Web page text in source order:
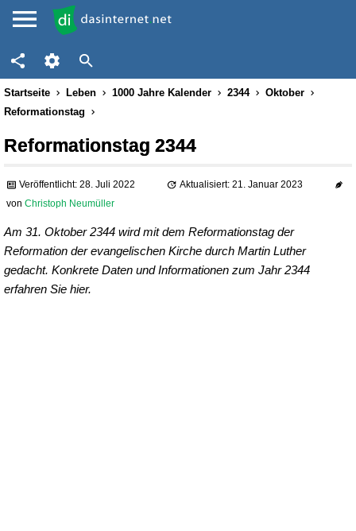
Startseite Leben 1000 Jahre Kalender 2344
Oktober
Reformationstag
Reformationstag 2344
Veröffentlicht: 28. Juli 2022
Aktualisiert: 21. Januar 2023
von Christoph Neumüller
Am 31. Oktober 2344 wird mit dem Reformationstag der
Reformation der evangelischen Kirche durch Martin Luther
gedacht. Konkrete Daten und Informationen zum Jahr 2344
erfahren Sie hier.